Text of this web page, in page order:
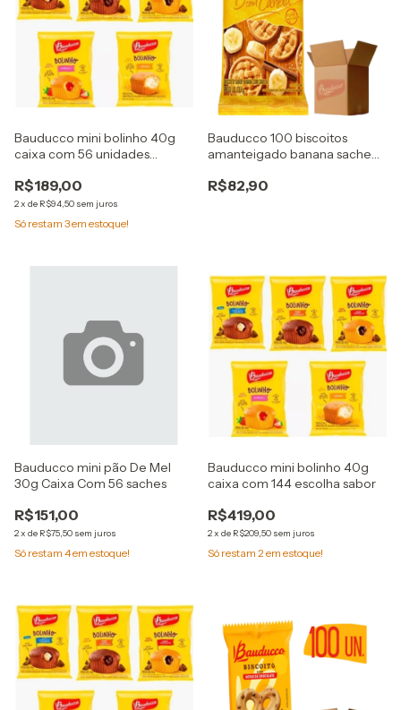
Bauducco mini bolinho 40g
caixa com 56 unidades
R$189,00
2x de R$94,50 sem juros
Só restam 3em estoque!
Bauducco 100 biscoitos
amanteigado banana sache
R$82,90
Bauducco mini pão De Mel
30g Caixa Com 56 saches
R$151,00
2x de R$75,50 sem juros
Só restam 4em estoque!
Bauducco mini bolinho 40g
caixa com 144 escolha sabor
R$419,00
2x de R$209,50 sem juros
Só restam 2em estoque!